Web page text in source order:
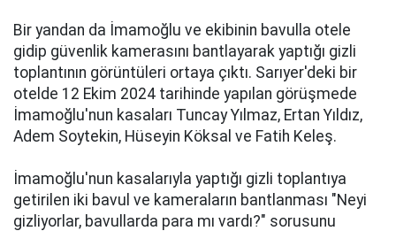
Bir yandan da İmamoğlu ve ekibinin bavulla otele
gidip güvenlik kamerasını bantlayarak yaptığı gizli
toplantının görüntüleri ortaya çıktı. Sarıyer'deki bir
otelde 12 Ekim 2024 tarihinde yapılan görüşmede
İmamoğlu'nun kasaları Tuncay Yılmaz, Ertan Yıldız,
Adem Soytekin, Hüseyin Köksal ve Fatih Keleş.
İmamoğlu'nun kasalarıyla yaptığı gizli toplantıya
getirilen iki bavul ve kameraların bantlanması "Neyi
gizliyorlar, bavullarda para mı vardı?" sorusunu